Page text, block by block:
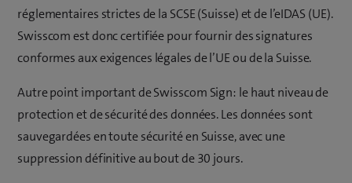
réglementaires strictes de la SCSE (Suisse) et de l’eIDAS (UE).
Swisscom est donc certifiée pour fournir des signatures
conformes aux exigences légales de l’UE ou de la Suisse.
Autre point important de Swisscom Sign: le haut niveau de
protection et de sécurité des données. Les données sont
sauvegardées en toute sécurité en Suisse, avec une
suppression définitive au bout de 30 jours.